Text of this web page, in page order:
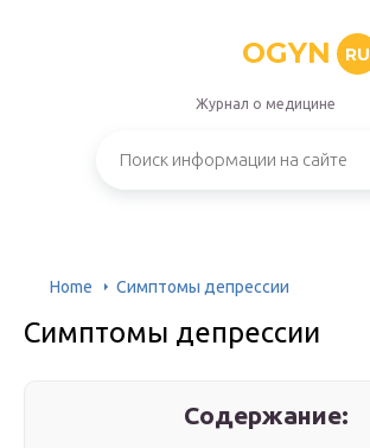
OGYN RU
Журнал о медицине
Home Симптомы депрессии
Симптомы депрессии
Содержание: